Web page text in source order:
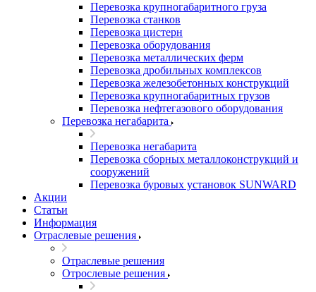
Перевозка крупногабаритного груза
Перевозка станков
Перевозка цистерн
Перевозка оборудования
Перевозка металлических ферм
Перевозка дробильных комплексов
Перевозка железобетонных конструкций
Перевозка крупногабаритных грузов
Перевозка нефтегазового оборудования
Перевозка негабарита
Перевозка негабарита
Перевозка сборных металлоконструкций и
сооружений
Перевозка буровых установок SUNWARD
Акции
Статьи
Информация
Отраслевые решения
Отраслевые решения
Отрослевые решения